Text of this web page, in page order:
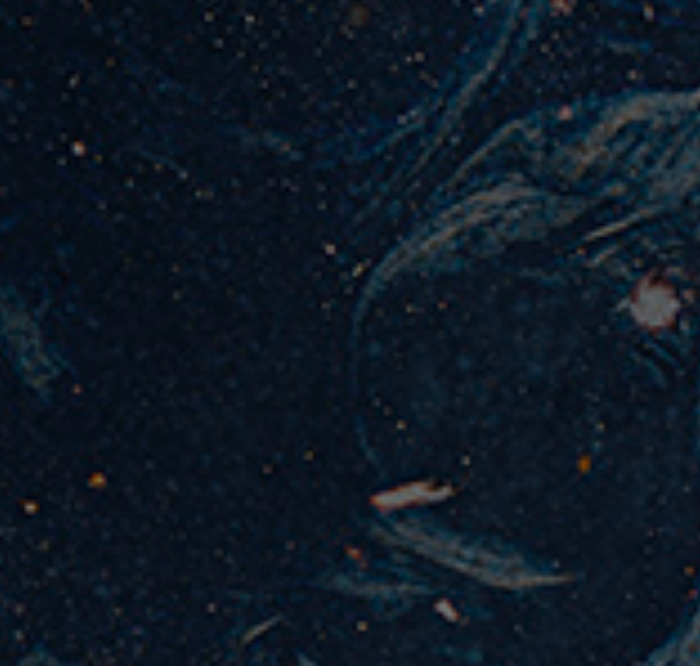
Resepsi
Pernikahan
Minggu, 10 Desember 2023
Jl. Darmawangsa III no. 2, RW. 1, Pulo,
Kebayoran Baru Jakarta Selatan 12160